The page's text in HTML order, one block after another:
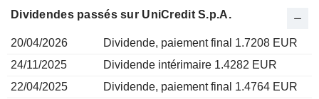
Dividendes passés sur UniCredit S.p.A.
20/04/2026
Dividende, paiement final 1.7208 EUR
24/11/2025
Dividende intérimaire 1.4282 EUR
22/04/2025
Dividende, paiement final 1.4764 EUR